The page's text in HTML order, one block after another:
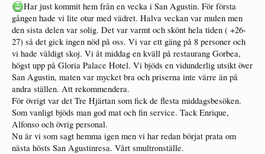
Har just kommit hem från en vecka i San Agustin. För första
gången hade vi lite otur med vädret. Halva veckan var mulen men
den sista delen var solig. Det var varmt och skönt hela tiden ( +26-
27) så det gick ingen nöd på oss. Vi var ett gäng på 8 personer och
vi hade väldigt skoj. Vi åt middag en kväll på restaurang Gorbea,
högst upp på Gloria Palace Hotel. Vi bjöds en vidunderlig utsikt över
San Agustin, maten var mycket bra och priserna inte värre än på
andra ställen. Att rekommendera.
För övrigt var det Tre Hjärtan som fick de flesta middagsbesöken.
Som vanligt bjöds man god mat och fin service. Tack Enrique,
Alfonso och övrig personal.
Nu är vi som sagt hemma igen men vi har redan börjat prata om
nästa hösts San Agustinresa. Vårt smultronställe.